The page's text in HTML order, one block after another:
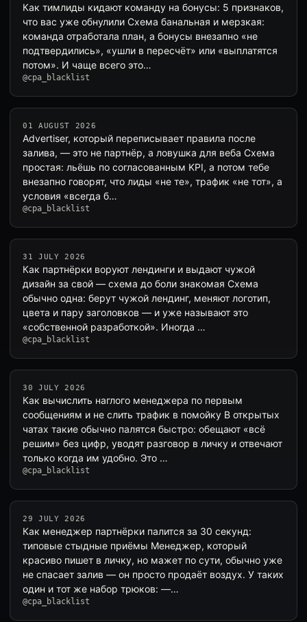
Как тимлиды кидают команду на бонусы: 5 признаков,
что вас уже обнулили Схема банальная и мерзкая:
команда отработала план, а бонусы внезапно «не
подтвердились», «ушли в пересчёт» или «выплатятся
потом». И чаще всего это…
@cpa_blacklist
01 AUGUST 2026
Advertiser, который переписывает правила после
залива, — это не партнёр, а ловушка для веба Схема
простая: льёшь по согласованным KPI, а потом тебе
внезапно говорят, что лиды «не те», трафик «не тот», а
условия «всегда б…
@cpa_blacklist
31 JULY 2026
Как партнёрки воруют лендинги и выдают чужой
дизайн за свой — схема до боли знакомая Схема
обычно одна: берут чужой лендинг, меняют логотип,
цвета и пару заголовков — и уже называют это
«собственной разработкой». Иногда …
@cpa_blacklist
30 JULY 2026
Как вычислить наглого менеджера по первым
сообщениям и не слить трафик в помойку В открытых
чатах такие обычно палятся быстро: обещают «всё
решим» без цифр, уводят разговор в личку и отвечают
только когда им удобно. Это …
@cpa_blacklist
29 JULY 2026
Как менеджер партнёрки палится за 30 секунд:
типовые стыдные приёмы Менеджер, который
красиво пишет в личку, но мажет по сути, обычно уже
не спасает залив — он просто продаёт воздух. У таких
один и тот же набор трюков: —…
@cpa_blacklist